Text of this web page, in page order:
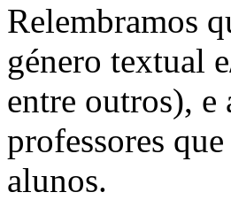
Relembramos
género textual
entre outros), e
professores
alunos.